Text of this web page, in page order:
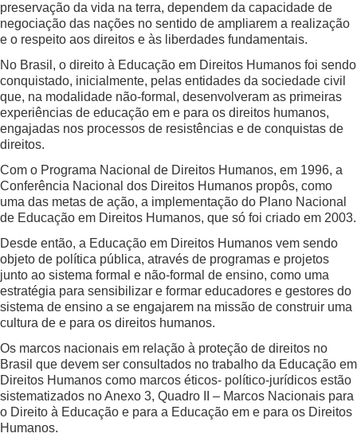
preservação da vida na terra, dependem da capacidade de
negociação das nações no sentido de ampliarem a realização
e o respeito aos direitos e às liberdades fundamentais.
No Brasil, o direito à Educação em Direitos Humanos foi sendo
conquistado, inicialmente, pelas entidades da sociedade civil
que, na modalidade não-formal, desenvolveram as primeiras
experiências de educação em e para os direitos humanos,
engajadas nos processos de resistências e de conquistas de
direitos.
Com o Programa Nacional de Direitos Humanos, em 1996, a
Conferência Nacional dos Direitos Humanos propôs, como
uma das metas de ação, a implementação do Plano Nacional
de Educação em Direitos Humanos, que só foi criado em 2003.
Desde então, a Educação em Direitos Humanos vem sendo
objeto de política pública, através de programas e projetos
junto ao sistema formal e não-formal de ensino, como uma
estratégia para sensibilizar e formar educadores e gestores do
sistema de ensino a se engajarem na missão de construir uma
cultura de e para os direitos humanos.
Os marcos nacionais em relação à proteção de direitos no
Brasil que devem ser consultados no trabalho da Educação em
Direitos Humanos como marcos éticos- político-jurídicos estão
sistematizados no Anexo 3, Quadro II – Marcos Nacionais para
o Direito à Educação e para a Educação em e para os Direitos
Humanos.